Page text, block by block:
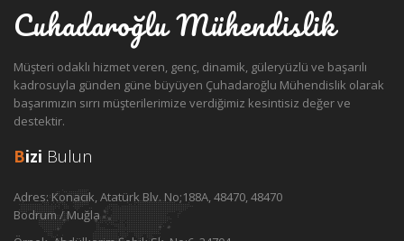
Cuhadaroğlu Mühendislik
Müşteri odaklı hizmet veren, genç, dinamik, güleryüzlü ve başarılı
kadrosuyla günden güne büyüyen Çuhadaroğlu Mühendislik olarak
başarımızın sırrı müşterilerimize verdiğimiz kesintisiz değer ve
destektir.
Bizi Bulun
Adres:Konacık, Atatürk Blv. No;188A, 48470, 48470
Bodrum / Muğla